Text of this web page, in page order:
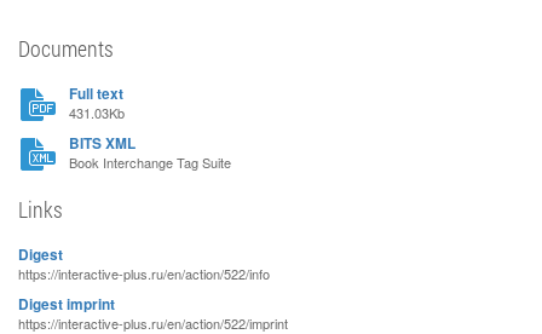
Documents
Full text
431.03Kb
BITS XML
Book Interchange Tag Suite
Links
Digest
https://interactive-plus.ru/en/action/522/info
Digest imprint
https://interactive-plus.ru/en/action/522/imprint